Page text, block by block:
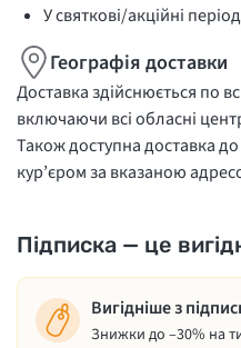
У святкові/акційні
Географія доставки
Доставка здійснюється по
включаючи всі обласні
Також доступна доставка
кур’єром за вказаною
Підписка — це
Вигідніше з
Знижки до –30% на